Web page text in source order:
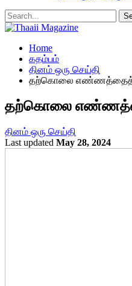
Home
கதம்பம்
தினம் ஒரு செய்தி
தற்கொலை எண்ணத்தைத்
தற்கொலை
தினம் ஒரு செய்தி
Last updated May 28, 2024